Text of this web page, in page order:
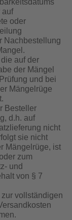
auf
oder
Nachbestellung
auf der
der Mängel
und bei
Mängelrüge
Besteller
d.h. auf
nicht
sie nicht
Mängelrüge, ist
zum
und
von § 7
vollständigen